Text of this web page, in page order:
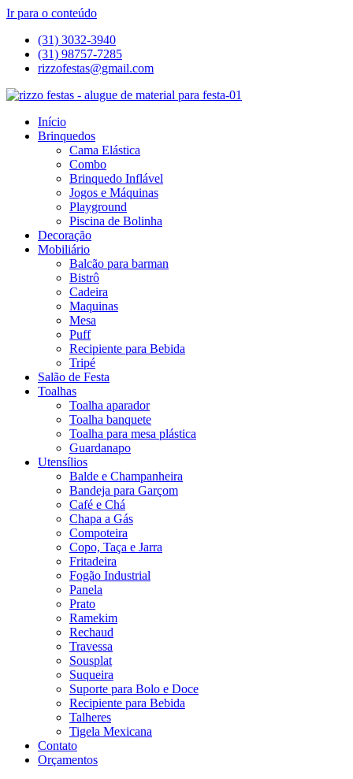
Ir para o conteúdo
(31) 3032-3940
(31) 98757-7285
rizzofestas@gmail.com
Início
Brinquedos
Cama Elástica
Combo
Brinquedo Inflável
Jogos e Máquinas
Playground
Piscina de Bolinha
Decoração
Mobiliário
Balcão para barman
Bistrô
Cadeira
Maquinas
Mesa
Puff
Recipiente para Bebida
Tripé
Salão de Festa
Toalhas
Toalha aparador
Toalha banquete
Toalha para mesa plástica
Guardanapo
Utensílios
Balde e Champanheira
Bandeja para Garçom
Café e Chá
Chapa a Gás
Compoteira
Copo, Taça e Jarra
Fritadeira
Fogão Industrial
Panela
Prato
Ramekim
Rechaud
Travessa
Sousplat
Suqueira
Suporte para Bolo e Doce
Recipiente para Bebida
Talheres
Tigela Mexicana
Contato
Orçamentos